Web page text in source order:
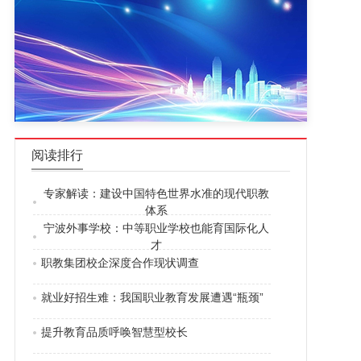
阅读排行
专家解读：建设中国特色世界水准的现代职教
体系
宁波外事学校：中等职业学校也能育国际化人
才
职教集团校企深度合作现状调查
就业好招生难：我国职业教育发展遭遇“瓶颈”
提升教育品质呼唤智慧型校长